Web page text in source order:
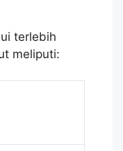
terlebih
meliputi: